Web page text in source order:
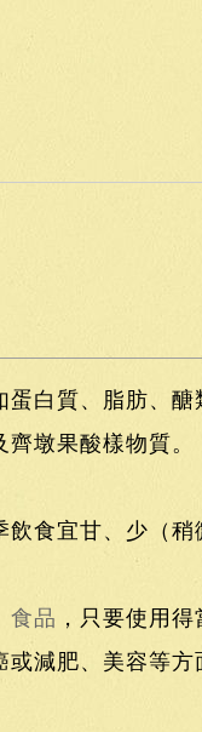
白質、脂肪、
墩果酸樣物質。
食宜甘、少（
食品 ，只要使用
減肥、美容等方